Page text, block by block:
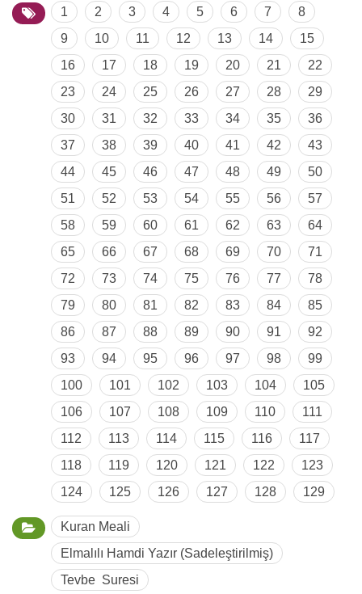
1 2 3 4 5 6 7
8
9
10 11 12 13 14
15
16
17 18 19 20 21
22
23
24 25 26 27 28
29
30
31 32 33 34 35
36
37
38 39 40 41 42
43
44
45 46 47 48 49
50
51
52 53 54 55 56
57
58
59 60 61 62 63
64
65
66 67 68 69 70
71
72
73 74 75 76 77
78
79
80 81 82 83 84
85
86
87 88 89 90 91
92
93
94 95 96 97 98
99
100
101 102 103 104
105
106
107 108 109 110
111
112
113 114 115 116
117
118
119 120 121 122
123
124
125 126 127 128 129
Kuran Meali
Elmalılı Hamdi Yazır (Sadeleştirilmiş)
Tevbe Suresi